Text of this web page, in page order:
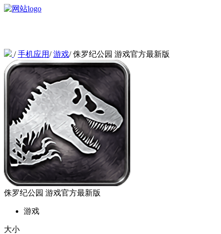
/手机应用/游戏/侏罗纪公园 游戏官方最新版
侏罗纪公园 游戏官方最新版
游戏
大小